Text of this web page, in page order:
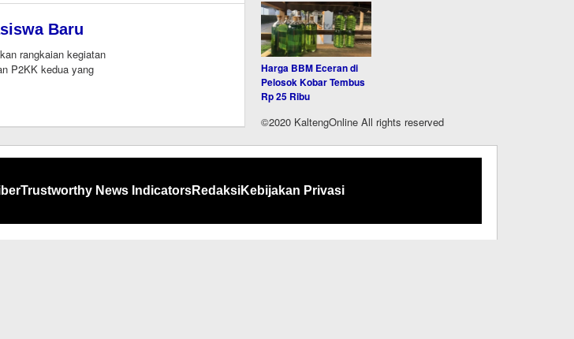
Baru
rangkaian kegiatan
P2KK kedua yang
Harga BBM Eceran di
Pelosok Kobar Tembus
Rp 25 Ribu
©2020 KaltengOnline All rights reserved
Trustworthy News IndicatorsRedaksiKebijakan Privasi